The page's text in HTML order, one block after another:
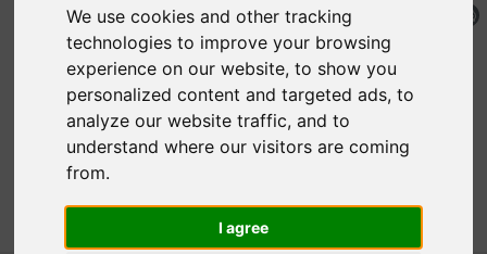
Ma Réservation
MENU
We use cookies and other tracking
technologies to improve your browsing
experience on our website, to show you
personalized content and targeted ads, to
analyze our website traffic, and to
understand where our visitors are coming
from.
I agree